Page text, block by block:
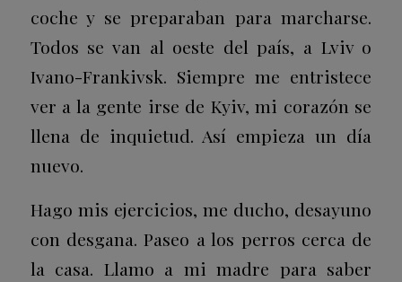
coche y se preparaban para marcharse.
Todos se van al oeste del país, a Lviv o
Ivano-Frankivsk. Siempre me entristece
ver a la gente irse de Kyiv, mi corazón se
llena de inquietud. Así empieza un día
nuevo.
Hago mis ejercicios, me ducho, desayuno
con desgana. Paseo a los perros cerca de
la casa. Llamo a mi madre para saber